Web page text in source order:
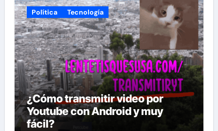
Política Tecnología
¿Cómo transmitir video por
Youtube con Android y muy
fácil?